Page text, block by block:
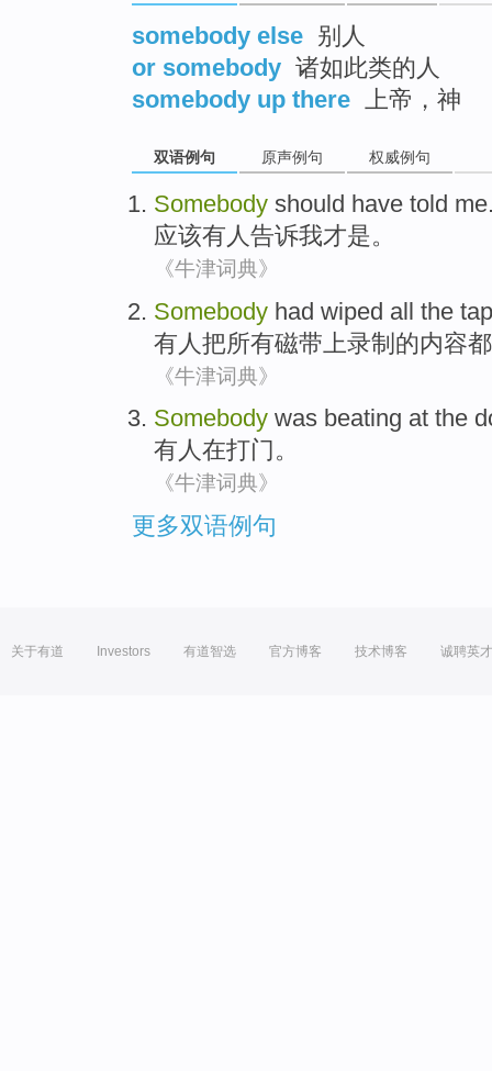
somebody else 别人
or somebody 诸如此类的人
somebody up there
上帝，神
双语例句 原声例句 权威例句
Somebody should have told me
应该有人 告诉我才是。
《牛津词典》
Somebody had wiped all the
有人 把所有磁带上录制的内容
《牛津词典》
Somebody was beating at the
有人在打门 。
《牛津词典》
更多双语例句
关于有道 Investors 有道智选 官方博客 技术博客 诚聘英才